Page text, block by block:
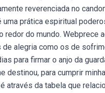
reverenciada no
uma prática espiritual
do mundo. Webprece
alegria como os de
para firmar o anjo da
destinou, para cumprir
através da tabela que